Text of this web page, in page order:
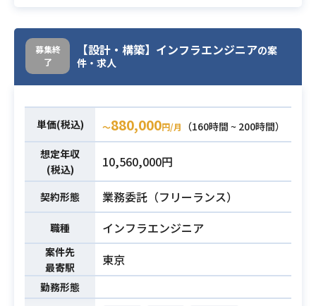
業務内容
の事業会社への導入を担当いただき
ます。
・1つの事業会社向けプロジェクト
ただきます。
・導入対象は事業会社が持つ、様々
ービスとなります。
・主な業務は以下となります
ーVDI導入要件の対応可否について
ーVDI導入に関する、問い合わせ回
答対応
ーVDI導入に関する、要件元とのQ
募集終
了
【設計・構築】インフラエンジニアの案
件・求人
単価(税込) 〜880,000円/月
（160時間 ~ 200時間）
想定年収
(税込)
10,560,000円
契約形態 業務委託（フリーランス）
職種 インフラエンジニア
案件先
最寄駅
東京
勤務形態